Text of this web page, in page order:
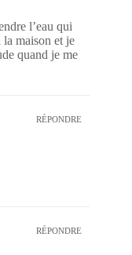
l’eau qui
la maison et je
quand je me
RÉPONDRE
RÉPONDRE